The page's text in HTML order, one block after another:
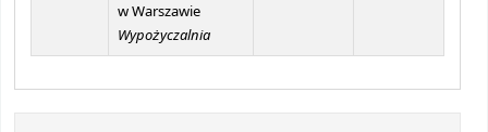
w Warszawie
Wypożyczalnia